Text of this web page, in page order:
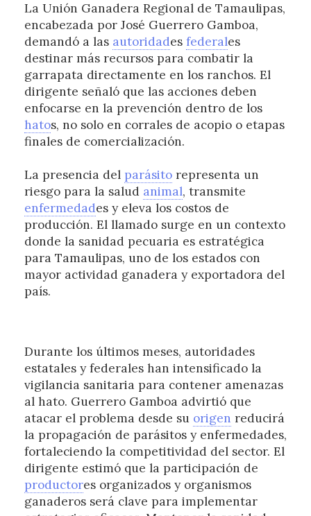
La Unión Ganadera Regional de Tamaulipas,
encabezada por José Guerrero Gamboa,
demandó a las autoridades federales
destinar más recursos para combatir la
garrapata directamente en los ranchos. El
dirigente señaló que las acciones deben
enfocarse en la prevención dentro de los
hatos, no solo en corrales de acopio o etapas
finales de comercialización.
La presencia del parásitorepresenta un
riesgo para la salud animal, transmite
enfermedades y eleva los costos de
producción. El llamado surge en un contexto
donde la sanidad pecuaria es estratégica
para Tamaulipas, uno de los estados con
mayor actividad ganadera y exportadora del
país.
Durante los últimos meses, autoridades
estatales y federales han intensificado la
vigilancia sanitaria para contener amenazas
al hato. Guerrero Gamboa advirtió que
atacar el problema desde su origen reducirá
la propagación de parásitos y enfermedades,
fortaleciendo la competitividad del sector. El
dirigente estimó que la participación de
productores organizados y organismos
ganaderos será clave para implementar